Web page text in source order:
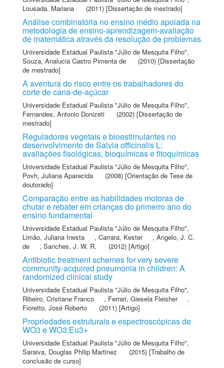
Lousada, Mariana
(2011) [Dissertação de mestrado]
Análise combinatória no ensino médio apoiada na
metodologia de ensino-aprendizagem-avaliação
de matemática através da resolução de problemas
Universidade Estadual Paulista "Júlio de Mesquita Filho",
Souza, Analucia Castro Pimenta de
(2010) [Dissertação
de mestrado]
A aventura do risco entre os trabalhadores do
corte de cana-de-açúcar
Universidade Estadual Paulista "Júlio de Mesquita Filho",
Fernandes, Antonio Donizeti
(2002) [Dissertação de
mestrado]
Reguladores vegetais e bioestimulantes no
desenvolvimento de Salvia officinalis L:
avaliações fisológicas, bioquímicas e fitoquímicas
Universidade Estadual Paulista "Júlio de Mesquita Filho",
Povh, Juliana Aparecida
(2008) [Orientação de Tese de
doutorado]
Comparação entre as habilidades motoras de
chutar e rebater em crianças do primeiro ano do
ensino fundamental
Universidade Estadual Paulista "Júlio de Mesquita Filho",
Limão, Juliana Inesta
, Carrara, Kester , Angelo, J. C.
de
, Sanches, J. W. R. (2012) [Artigo]
Antibiotic treatment schemes for very severe
community-acquired pneumonia in children: A
randomized clinical study
Universidade Estadual Paulista "Júlio de Mesquita Filho",
Ribeiro, Cristiane Franco
, Ferrari, Giesela Fleisher
,
Fioretto, José Roberto
(2011) [Artigo]
Propriedades estruturais e espectroscópicas de
WO3 e WO3:Eu3+
Universidade Estadual Paulista "Júlio de Mesquita Filho",
Saraiva, Douglas Philip Martinez
(2015) [Trabalho de
conclusão de curso]